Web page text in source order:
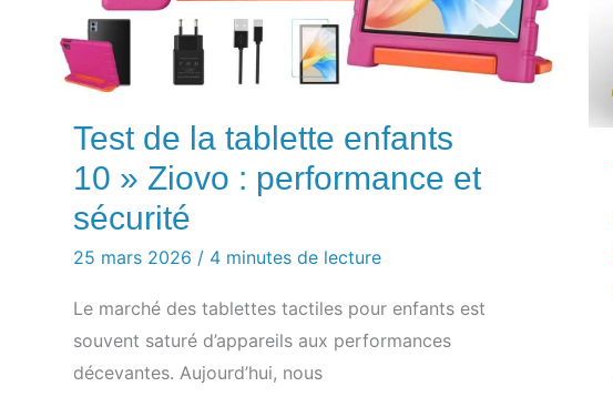
Test de la tablette enfants
10 » Ziovo : performance et
sécurité
25 mars 2026 / 4 minutes de lecture
Le marché des tablettes tactiles pour enfants est
souvent saturé d’appareils aux performances
décevantes. Aujourd’hui, nous